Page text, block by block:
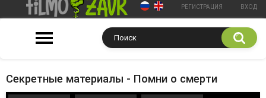
РЕГИСТРАЦИЯ ВХОД
Секретные материалы - Помни о смерти